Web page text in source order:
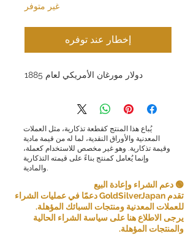
غير متوفر
إخطار عند توفره
دولار مورغان الأمريكي لعام 1885
يُباع هذا المنتج كقطعة تذكارية، مثل العملات
المعدنية والأوراق النقدية، لما له من قيمة مادية
وقيمة تذكارية. وهو غير مخصص للاستخدام كعملة،
وإنما يُعامل كمنتج بناءً على قيمته التذكارية
🟢 دعم الشراء وإعادة البيع
تقدم GoldSilverJapan دعمًا في عمليات الشراء
للعملات المعدنية ومنتجات السبائك المؤهلة.
يرجى الاطلاع هنا على سياسة الشراء الحالية
والمنتجات المؤهلة.